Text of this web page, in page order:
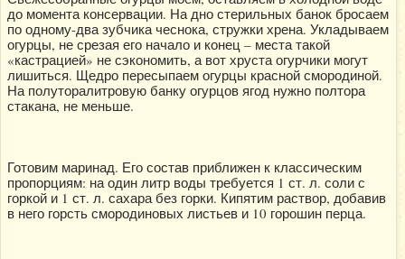
до момента консервации. На дно стерильных банок бросаем
по одному-два зубчика чеснока, стружки хрена. Укладываем
огурцы, не срезая его начало и конец – места такой
«кастрацией» не сэкономить, а вот хруста огурчики могут
лишиться. Щедро пересыпаем огурцы красной смородиной.
На полуторалитровую банку огурцов ягод нужно полтора
стакана, не меньше.
Готовим маринад. Его состав приближен к классическим
пропорциям: на один литр воды требуется 1 ст. л. соли с
горкой и 1 ст. л. сахара без горки. Кипятим раствор, добавив
в него горсть смородиновых листьев и 10 горошин перца.